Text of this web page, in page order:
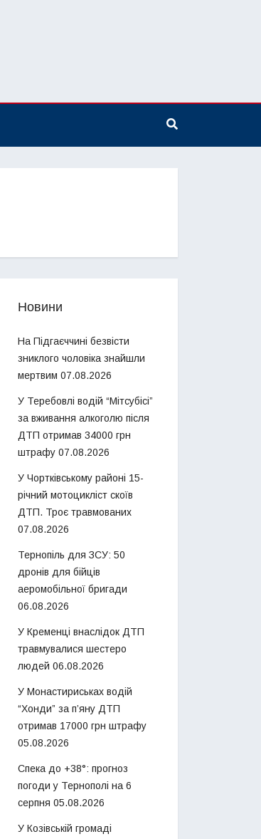
Новини
На Підгаєччині безвісти
зниклого чоловіка знайшли
мертвим 07.08.2026
У Теребовлі водій “Мітсубісі”
за вживання алкоголю після
ДТП отримав 34000 грн
штрафу 07.08.2026
У Чортківському районі 15-
річний мотоцикліст скоїв
ДТП. Троє травмованих
07.08.2026
Тернопіль для ЗСУ: 50
дронів для бійців
аеромобільної бригади
06.08.2026
У Кременці внаслідок ДТП
травмувалися шестеро
людей 06.08.2026
У Монастириськах водій
“Хонди” за п’яну ДТП
отримав 17000 грн штрафу
05.08.2026
Спека до +38°: прогноз
погоди у Тернополі на 6
серпня 05.08.2026
У Козівській громаді